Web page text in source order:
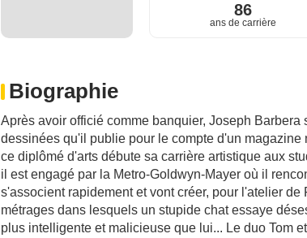
86
ans de carrière
Biographie
Après avoir officié comme banquier, Joseph
dessinées qu'il publie pour le compte d'un magazine
ce diplômé d'arts débute sa carrière artistique aux
il est engagé par la Metro-Goldwyn-Mayer où il
s'associent rapidement et vont créer, pour l'atelier de
métrages dans lesquels un stupide chat essaye
plus intelligente et malicieuse que lui... Le duo Tom